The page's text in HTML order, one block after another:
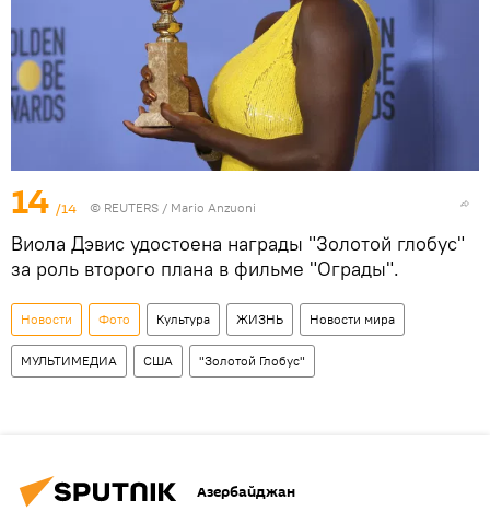
14 /14 © REUTERS / Mario Anzuoni
Виола Дэвис удостоена награды "Золотой глобус"
за роль второго плана в фильме "Ограды".
Новости Фото Культура ЖИЗНЬ Новости мира
МУЛЬТИМЕДИА США "Золотой Глобус"
Азербайджан